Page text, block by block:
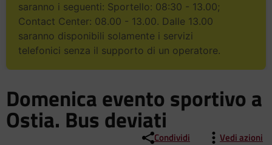
saranno i seguenti: Sportello: 08:30 - 13.00;
Contact Center: 08.00 - 13.00. Dalle 13.00
saranno disponibili solamente i servizi
telefonici senza il supporto di un operatore.
Domenica evento sportivo a
Ostia. Bus deviati
Condividi Vedi azioni